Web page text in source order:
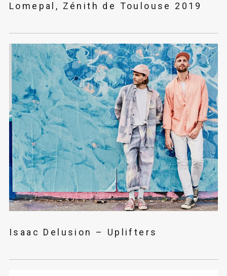
Lomepal, Zénith de Toulouse 2019
Isaac Delusion – Uplifters